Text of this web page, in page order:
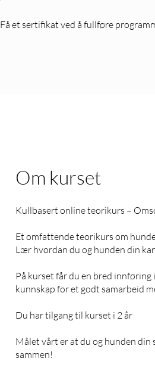
Få et sertifikat ved å fullføre
Om kurset
Kullbasert online teorikurs –
Et omfattende teorikurs om
Lær hvordan du og hunden din
På kurset får du en bred
kunnskap for et godt samarbeid
Du har tilgang til kurset i 2 år
Målet vårt er at du og hunden
sammen!